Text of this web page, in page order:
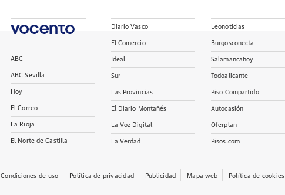
ABC
ABC Sevilla
Hoy
El Correo
La Rioja
El Norte de Castilla
Diario Vasco
El Comercio
Ideal
Sur
Las Provincias
El Diario Montañés
La Voz Digital
La Verdad
Leonoticias
Burgosconecta
Salamancahoy
Todoalicante
Piso Compartido
Autocasión
Oferplan
Pisos.com
Condiciones de uso Política de privacidad Publicidad Mapa web Política de cookies